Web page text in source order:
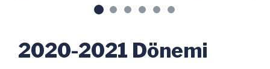
2020-2021 Dönemi